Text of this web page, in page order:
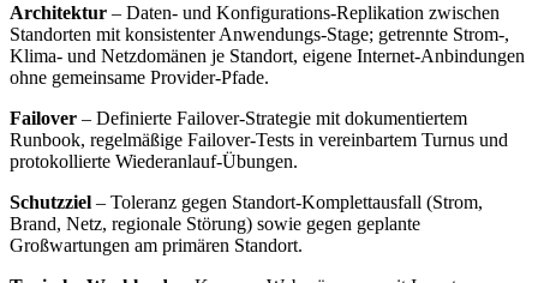
Architektur – Daten- und Konfigurations-Replikation zwischen
Standorten mit konsistenter Anwendungs-Stage; getrennte Strom-,
Klima- und Netzdomänen je Standort, eigene Internet-Anbindungen
ohne gemeinsame Provider-Pfade.
Failover – Definierte Failover-Strategie mit dokumentiertem
Runbook, regelmäßige Failover-Tests in vereinbartem Turnus und
protokollierte Wiederanlauf-Übungen.
Schutzziel – Toleranz gegen Standort-Komplettausfall (Strom,
Brand, Netz, regionale Störung) sowie gegen geplante
Großwartungen am primären Standort.